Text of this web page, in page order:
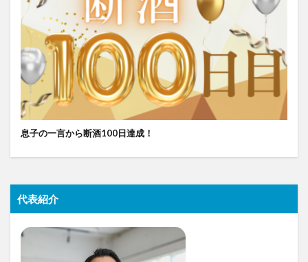
息子の一言から断酒100日達成！
代表紹介